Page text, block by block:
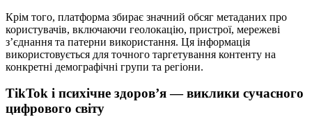
Крім того, платформа збирає значний обсяг метаданих про
користувачів, включаючи геолокацію, пристрої, мережеві
з’єднання та патерни використання. Ця інформація
використовується для точного таргетування контенту на
конкретні демографічні групи та регіони.
TikTok і психічне здоров’я — виклики сучасного
цифрового світу